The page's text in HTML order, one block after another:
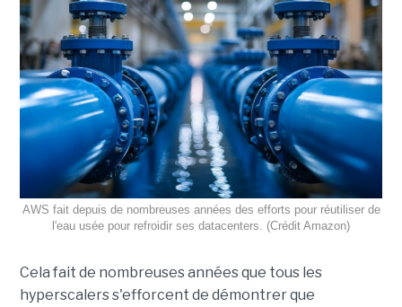
AWS fait depuis de nombreuses années des efforts pour réutiliser de
l'eau usée pour refroidir ses datacenters. (Crédit Amazon)
Cela fait de nombreuses années que tous les
hyperscalers s'efforcent de démontrer que